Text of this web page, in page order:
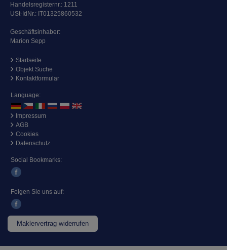
Handelsregisternr.: 1211
USt-IdNr.: IT01325860532
Geschäftsinhaber:
Marion Sepp
Startseite
Objekt Suche
Kontaktformular
Language:
Impressum
AGB
Cookies
Datenschutz
Social Bookmarks:
Folgen Sie uns auf:
Maklervertrag widerrufen